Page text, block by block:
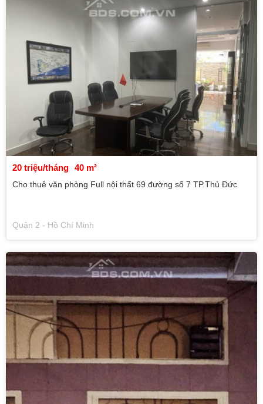
20 triệu/tháng 40 m²
Cho thuê văn phòng Full nội thất 69 đường số 7 TP.Thủ Đức
Quận 2 - Hồ Chí Minh